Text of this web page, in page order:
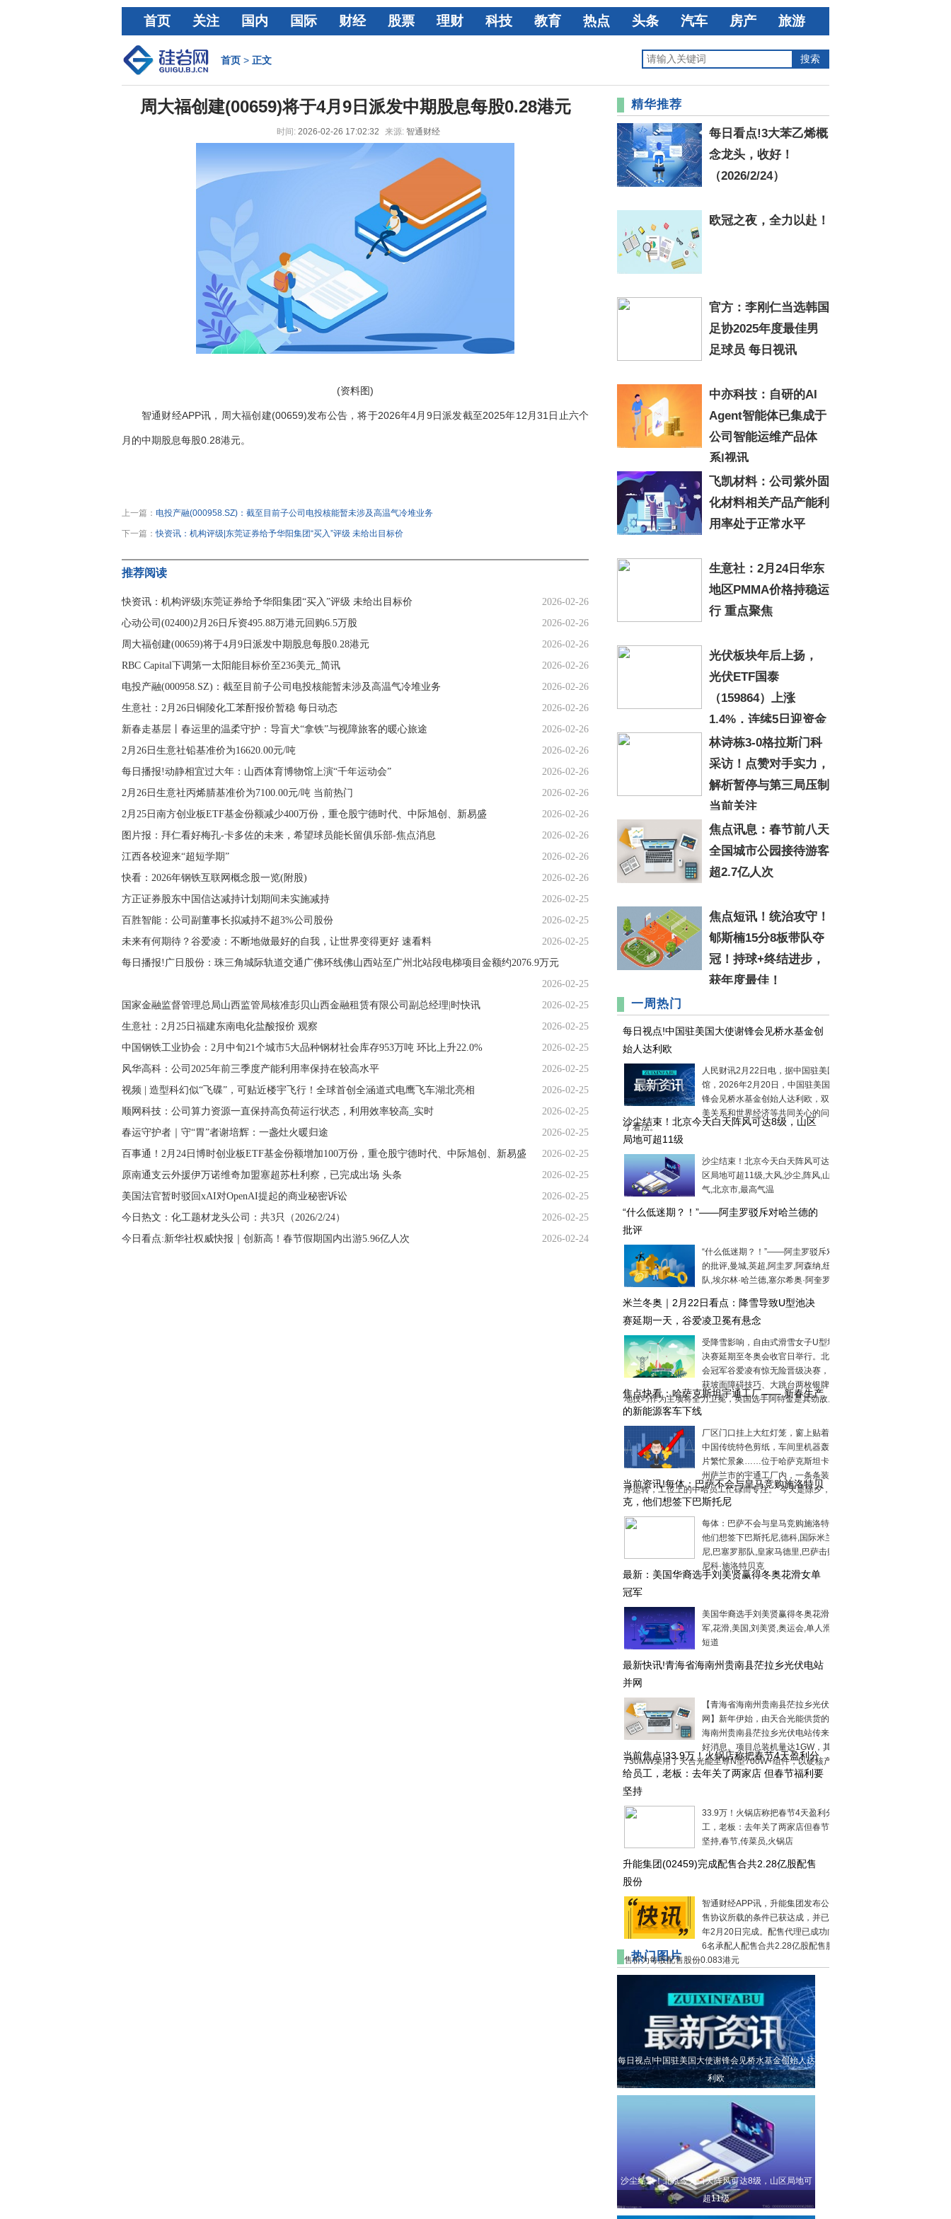
首页 关注 国内 国际 财经 股票 理财 科技 教育 热点 头条 汽车 房产
旅游
经济
首页> 正文
周大福创建(00659)将于4月9日派发中期股息每股0.28港元
时间: 2026-02-26 17:02:32 来源: 智通财经
(资料图)
智通财经APP讯，周大福创建(00659)发布公告，将于2026年4月9日派发截至2025年12月31日止六个
月的中期股息每股0.28港元。
上一篇： 电投产融(000958.SZ)：截至目前子公司电投核能暂未涉及高温气冷堆业务
下一篇：快资讯：机构评级|东莞证券给予华阳集团“买入”评级 未给出目标价
推荐阅读
快资讯：机构评级|东莞证券给予华阳集团“买入”评级 未给出目标价
2026-02-26
心动公司(02400)2月26日斥资495.88万港元回购6.5万股
2026-02-26
周大福创建(00659)将于4月9日派发中期股息每股0.28港元
2026-02-26
RBC Capital下调第一太阳能目标价至236美元_简讯
2026-02-26
电投产融(000958.SZ)：截至目前子公司电投核能暂未涉及高温气冷堆业务
2026-02-26
生意社：2月26日铜陵化工苯酐报价暂稳 每日动态
2026-02-26
新春走基层丨春运里的温柔守护：导盲犬“拿铁”与视障旅客的暖心旅途
2026-02-26
2月26日生意社铅基准价为16620.00元/吨
2026-02-26
每日播报!动静相宜过大年：山西体育博物馆上演“千年运动会”
2026-02-26
2月26日生意社丙烯腈基准价为7100.00元/吨 当前热门
2026-02-26
2月25日南方创业板ETF基金份额减少400万份，重仓股宁德时代、中际旭创、新易盛
2026-02-26
图片报：拜仁看好梅孔-卡多佐的未来，希望球员能长留俱乐部-焦点消息
2026-02-26
江西各校迎来“超短学期”
2026-02-26
快看：2026年钢铁互联网概念股一览(附股)
2026-02-26
方正证券股东中国信达减持计划期间未实施减持
2026-02-25
百胜智能：公司副董事长拟减持不超3%公司股份
2026-02-25
未来有何期待？谷爱凌：不断地做最好的自我，让世界变得更好 速看料
2026-02-25
每日播报!广日股份：珠三角城际轨道交通广佛环线佛山西站至广州北站段电梯项目金额约2076.9万元
2026-02-25
国家金融监督管理总局山西监管局核准彭贝山西金融租赁有限公司副总经理|时快讯
2026-02-25
生意社：2月25日福建东南电化盐酸报价 观察
2026-02-25
中国钢铁工业协会：2月中旬21个城市5大品种钢材社会库存953万吨 环比上升22.0%
2026-02-25
风华高科：公司2025年前三季度产能利用率保持在较高水平
2026-02-25
视频 | 造型科幻似“飞碟”，可贴近楼宇飞行！全球首创全涵道式电鹰飞车湖北亮相
2026-02-25
顺网科技：公司算力资源一直保持高负荷运行状态，利用效率较高_实时
2026-02-25
春运守护者｜守“胃”者谢培辉：一盏灶火暖归途
2026-02-25
百事通！2月24日博时创业板ETF基金份额增加100万份，重仓股宁德时代、中际旭创、新易盛
2026-02-25
原南通支云外援伊万诺维奇加盟塞超苏杜利察，已完成出场 头条
2026-02-25
美国法官暂时驳回xAI对OpenAI提起的商业秘密诉讼
2026-02-25
今日热文：化工题材龙头公司：共3只（2026/2/24）
2026-02-25
今日看点:新华社权威快报｜创新高！春节假期国内出游5.96亿人次
2026-02-24
精华推荐
每日看点!3大苯乙烯概
念龙头，收好！
（2026/2/24）
欧冠之夜，全力以赴！
官方：李刚仁当选韩国
足协2025年度最佳男
足球员 每日视讯
中亦科技：自研的AI
Agent智能体已集成于
公司智能运维产品体
系|视讯
飞凯材料：公司紫外固
化材料相关产品产能利
用率处于正常水平
生意社：2月24日华东
地区PMMA价格持稳运
行 重点聚焦
光伏板块年后上扬，
光伏ETF国泰
（159864）上涨
1.4%，连续5日迎资金
净流入，行业反内卷受关注林诗栋3-0格拉斯门科
采访！点赞对手实力，
解析暂停与第三局压制
当前关注
焦点讯息：春节前八天
全国城市公园接待游客
超2.7亿人次
焦点短讯！统治攻守！
郇斯楠15分8板带队夺
冠！持球+终结进步，
获年度最佳！
一周热门
每日视点!中国驻美国大使谢锋会见桥水基金创
始人达利欧
人民财讯2月22日电，据中国驻美国大使
馆，2026年2月20日，中国驻美国大使谢
锋会见桥水基金创始人达利欧，双方就中
美关系和世界经济等共同关心的问题交换
了看法。
沙尘结束！北京今天白天阵风可达8级，山区
局地可超11级
沙尘结束！北京今天白天阵风可达8级，山
区局地可超11级,大风,沙尘,阵风,山区,冷空
气,北京市,最高气温
“什么低迷期？！”——阿圭罗驳斥对哈兰德的
批评
“什么低迷期？！”——阿圭罗驳斥对哈兰德
的批评,曼城,英超,阿圭罗,阿森纳,纽卡斯尔
队,埃尔林·哈兰德,塞尔希奥·阿奎罗
米兰冬奥｜2月22日看点：降雪导致U型池决
赛延期一天，谷爱凌卫冕有悬念
受降雪影响，自由式滑雪女子U型场地技巧
决赛延期至冬奥会收官日举行。北京冬奥
会冠军谷爱凌有惊无险晋级决赛，她已斩
获坡面障碍技巧、大跳台两枚银牌，U型场
地技巧作为主项将全力卫冕，英国选手阿特金是其劲敌。男
焦点快看：哈萨克斯坦宇通工厂—— 新春生产
的新能源客车下线
厂区门口挂上大红灯笼，窗上贴着“福”字和
中国传统特色剪纸，车间里机器轰鸣，一
片繁忙景象……位于哈萨克斯坦卡拉干达
州萨兰市的宇通工厂内，一条条装配线有
序运转，工位上的中哈员工忙碌而专注。“今天是除夕，祝
当前资讯!每体：巴萨不会与皇马竞购施洛特贝
克，他们想签下巴斯托尼
每体：巴萨不会与皇马竞购施洛特贝克，
他们想签下巴斯托尼,德科,国际米兰,巴斯托
尼,巴塞罗那队,皇家马德里,巴萨击败皇马,
尼科·施洛特贝克
最新：美国华裔选手刘美贤赢得冬奥花滑女单
冠军
美国华裔选手刘美贤赢得冬奥花滑女单冠
军,花滑,美国,刘美贤,奥运会,单人滑,冬奥会
短道
最新快讯!青海省海南州贵南县茫拉乡光伏电站
并网
【青海省海南州贵南县茫拉乡光伏电站并
网】新年伊始，由天合光能供货的青海省
海南州贵南县茫拉乡光伏电站传来并网的
好消息。项目总装机量达1GW，其中
730MW采用了天合光能至尊N型700W+组件，以硬核产品
当前焦点!33.9万！火锅店称把春节4天盈利分
给员工，老板：去年关了两家店 但春节福利要
坚持
33.9万！火锅店称把春节4天盈利分给员
工，老板：去年关了两家店但春节福利要
坚持,春节,传菜员,火锅店
升能集团(02459)完成配售合共2.28亿股配售
股份
智通财经APP讯，升能集团发布公告，配
售协议所载的条件已获达成，并已于2026
年2月20日完成。配售代理已成功向不少于
6名承配人配售合共2.28亿股配售股份，配
售价为每股配售股份0.083港元
热门图片
每日视点!中国驻美国大使谢锋会见桥水基金创始人达
利欧
沙尘结束！北京今天白天阵风可达8级，山区局地可
超11级